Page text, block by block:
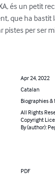
és un petit
que ha bastit
pistes per ser
Apr 24, 2022
Catalan
Biographies
All Rights
Copyright
By (author):
PDF